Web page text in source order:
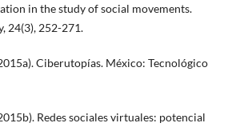
in the study of social movements.
24(3), 252-271.
Ciberutopías. México: Tecnológico
Redes sociales virtuales: potencial